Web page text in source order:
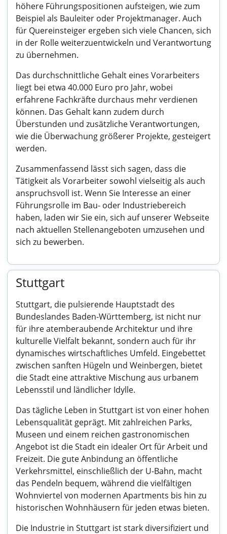
höhere Führungspositionen aufsteigen, wie zum
Beispiel als Bauleiter oder Projektmanager. Auch
für Quereinsteiger ergeben sich viele Chancen, sich
in der Rolle weiterzuentwickeln und Verantwortung
zu übernehmen.
Das durchschnittliche Gehalt eines Vorarbeiters
liegt bei etwa 40.000 Euro pro Jahr, wobei
erfahrene Fachkräfte durchaus mehr verdienen
können. Das Gehalt kann zudem durch
Überstunden und zusätzliche Verantwortungen,
wie die Überwachung größerer Projekte, gesteigert
werden.
Zusammenfassend lässt sich sagen, dass die
Tätigkeit als Vorarbeiter sowohl vielseitig als auch
anspruchsvoll ist. Wenn Sie Interesse an einer
Führungsrolle im Bau- oder Industriebereich
haben, laden wir Sie ein, sich auf unserer Webseite
nach aktuellen Stellenangeboten umzusehen und
sich zu bewerben.
Stuttgart
Stuttgart, die pulsierende Hauptstadt des
Bundeslandes Baden-Württemberg, ist nicht nur
für ihre atemberaubende Architektur und ihre
kulturelle Vielfalt bekannt, sondern auch für ihr
dynamisches wirtschaftliches Umfeld. Eingebettet
zwischen sanften Hügeln und Weinbergen, bietet
die Stadt eine attraktive Mischung aus urbanem
Lebensstil und ländlicher Idylle.
Das tägliche Leben in Stuttgart ist von einer hohen
Lebensqualität geprägt. Mit zahlreichen Parks,
Museen und einem reichen gastronomischen
Angebot ist die Stadt ein idealer Ort für Arbeit und
Freizeit. Die gute Anbindung an öffentliche
Verkehrsmittel, einschließlich der U-Bahn, macht
das Pendeln bequem, während die vielfältigen
Wohnviertel von modernen Apartments bis hin zu
historischen Wohnhäusern für jeden etwas bieten.
Die Industrie in Stuttgart ist stark diversifiziert und